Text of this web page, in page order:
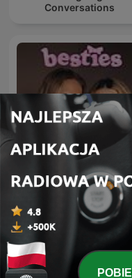
Conversations
besties